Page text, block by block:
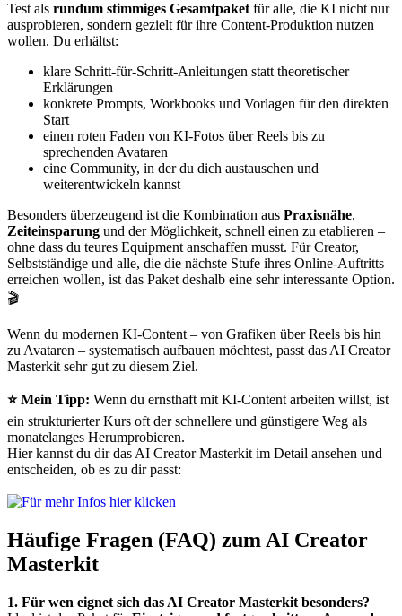
Test als rundum stimmiges Gesamtpaket für alle, die KI nicht nur
ausprobieren, sondern gezielt für ihre Content-Produktion nutzen
wollen. Du erhältst:
klare Schritt-für-Schritt-Anleitungen statt theoretischer
Erklärungen
konkrete Prompts, Workbooks und Vorlagen für den direkten
Start
einen roten Faden von KI-Fotos über Reels bis zu
sprechenden Avataren
eine Community, in der du dich austauschen und
weiterentwickeln kannst
Besonders überzeugend ist die Kombination aus Praxisnähe,
Zeiteinsparung und der Möglichkeit, schnell einen zu etablieren –
ohne dass du teures Equipment anschaffen musst. Für Creator,
Selbstständige und alle, die die nächste Stufe ihres Online-Auftritts
erreichen wollen, ist das Paket deshalb eine sehr interessante Option.
🎬
Wenn du modernen KI-Content – von Grafiken über Reels bis hin
zu Avataren – systematisch aufbauen möchtest, passt das AI Creator
Masterkit sehr gut zu diesem Ziel.
⭐ Mein Tipp: Wenn du ernsthaft mit KI-Content arbeiten willst, ist
ein strukturierter Kurs oft der schnellere und günstigere Weg als
monatelanges Herumprobieren.
Hier kannst du dir das AI Creator Masterkit im Detail ansehen und
entscheiden, ob es zu dir passt:
Häufige Fragen (FAQ) zum AI Creator
Masterkit
1. Für wen eignet sich das AI Creator Masterkit besonders?